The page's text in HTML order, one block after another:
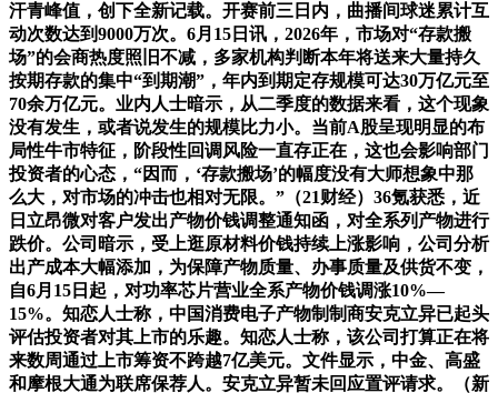
汗青峰值，创下全新记载。开赛前三日内，曲播间球迷累计互
动次数达到9000万次。6月15日讯，2026年，市场对“存款搬
场”的会商热度照旧不减，多家机构判断本年将送来大量持久
按期存款的集中“到期潮”，年内到期定存规模可达30万亿元至
70余万亿元。业内人士暗示，从二季度的数据来看，这个现象
没有发生，或者说发生的规模比力小。当前A股呈现明显的布
局性牛市特征，阶段性回调风险一直存正在，这也会影响部门
投资者的心态，“因而，‘存款搬场’的幅度没有大师想象中那
么大，对市场的冲击也相对无限。”（21财经）36氪获悉，近
日立昂微对客户发出产物价钱调整通知函，对全系列产物进行
跌价。公司暗示，受上逛原材料价钱持续上涨影响，公司分析
出产成本大幅添加，为保障产物质量、办事质量及供货不变，
自6月15日起，对功率芯片营业全系产物价钱调涨10%—
15%。知恋人士称，中国消费电子产物制制商安克立异已起头
评估投资者对其上市的乐趣。知恋人士称，该公司打算正在将
来数周通过上市筹资不跨越7亿美元。文件显示，中金、高盛
和摩根大通为联席保荐人。安克立异暂未回应置评请求。（新